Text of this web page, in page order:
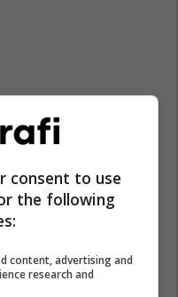
consent to use
the following
content, advertising and
research and